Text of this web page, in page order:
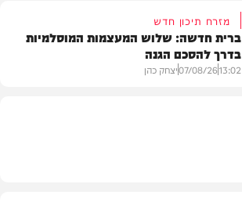
מזרח תיכון חדש
ברית חדשה: שלוש המעצמות המוסלמיות
בדרך להסכם הגנה
13:02
07/08/26יצחק כהן